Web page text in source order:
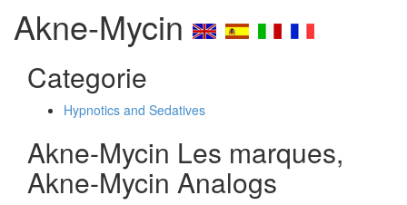
Akne-Mycin
Categorie
Hypnotics and Sedatives
Akne-Mycin Les marques,
Akne-Mycin Analogs